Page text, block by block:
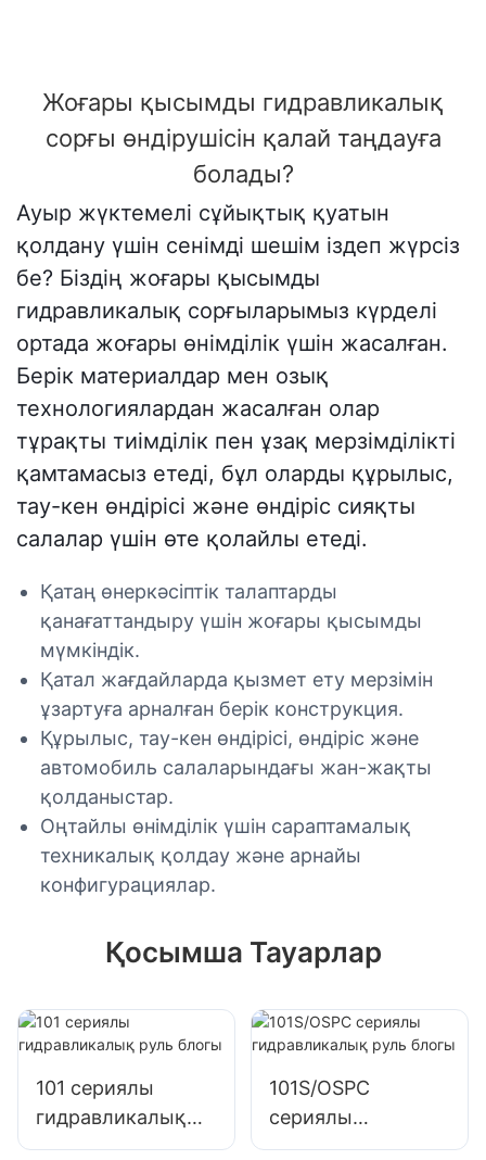
Жоғары қысымды гидравликалық
сорғы өндірушісін қалай таңдауға
болады?
Ауыр жүктемелі сұйықтық қуатын
қолдану үшін сенімді шешім іздеп жүрсіз
бе? Біздің жоғары қысымды
гидравликалық сорғыларымыз күрделі
ортада жоғары өнімділік үшін жасалған.
Берік материалдар мен озық
технологиялардан жасалған олар
тұрақты тиімділік пен ұзақ мерзімділікті
қамтамасыз етеді, бұл оларды құрылыс,
тау-кен өндірісі және өндіріс сияқты
салалар үшін өте қолайлы етеді.
Қатаң өнеркәсіптік талаптарды
қанағаттандыру үшін жоғары қысымды
мүмкіндік.
Қатал жағдайларда қызмет ету мерзімін
ұзартуға арналған берік конструкция.
Құрылыс, тау-кен өндірісі, өндіріс және
автомобиль салаларындағы жан-жақты
қолданыстар.
Оңтайлы өнімділік үшін сараптамалық
техникалық қолдау және арнайы
конфигурациялар.
Қосымша Тауарлар
101 сериялы
гидравликалық
руль блогы
101S/OSPC
сериялы
гидравликалық